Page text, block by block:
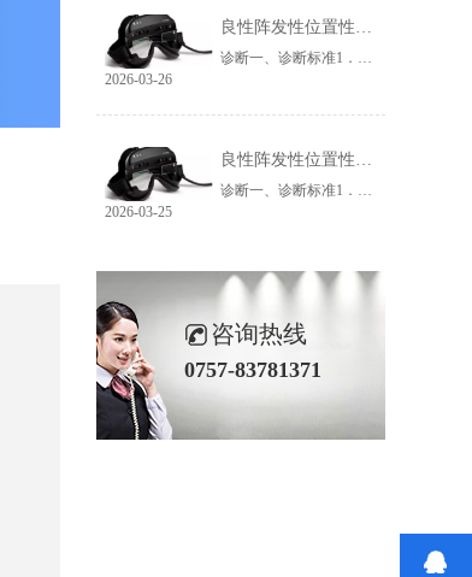
良性阵发性位置性眩晕诊断治疗指南（2017 中国）之二_副本_副本_副本_副本_副本_副本
诊断一、诊断标准1．相对于重力方向改变头位后出现反复发作的、短暂的眩晕或头晕(通常持续不超过1min)。2．位置试验中出现眩晕及特征性位置性眼震。3．排除其他疾病，如前庭性偏头痛、前庭阵发症、中枢性位置性眩晕、梅尼埃病、前庭神经炎、迷路炎、上半规管裂综合征、后循环缺血、体位性低血压、心理精神源性眩晕等。
2026-03-26
良性阵发性位置性眩晕诊断治疗指南（2017 中国）之二_副本_副本_副本_副本_副本
诊断一、诊断标准1．相对于重力方向改变头位后出现反复发作的、短暂的眩晕或头晕(通常持续不超过1min)。2．位置试验中出现眩晕及特征性位置性眼震。3．排除其他疾病，如前庭性偏头痛、前庭阵发症、中枢性位置性眩晕、梅尼埃病、前庭神经炎、迷路炎、上半规管裂综合征、后循环缺血、体位性低血压、心理精神源性眩晕等。
2026-03-25
咨询热线
0757-83781371